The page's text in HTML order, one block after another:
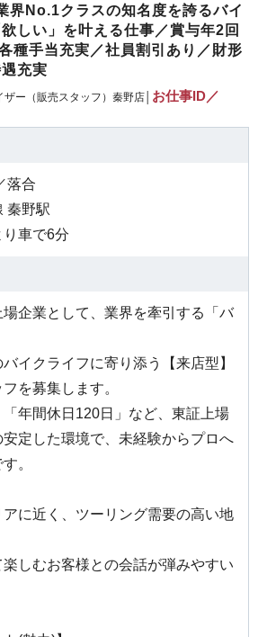
界No.1クラスの知名度を誇るバイ
しい」を叶える仕事／賞与年2回
種手当充実／社員割引あり／財形
充実
ー（販売スタッフ）秦野店│ お仕事ID／
落合
秦野駅
車で6分
企業として、業界を牽引する「バ
イクライフに寄り添う【来店型】
を募集します。
「年間休日120日」など、東証上場
定した環境で、未経験からプロへ
。
に近く、ツーリング需要の高い地
しむお客様との会話が弾みやすい